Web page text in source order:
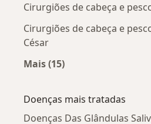
Cirurgiões de cabeça e
Cirurgiões de cabeça e
César
Mais (15)
Doenças mais tratadas
Doenças Das Glândulas